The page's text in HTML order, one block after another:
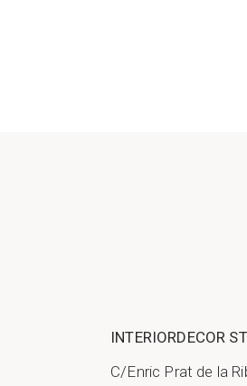
INTERIORDECOR
C/Enric Prat de la